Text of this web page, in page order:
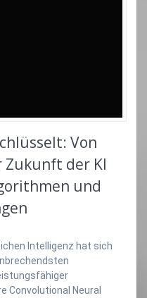
Von
Zukunft der KI
und
Intelligenz hat sich
Convolutional Neural